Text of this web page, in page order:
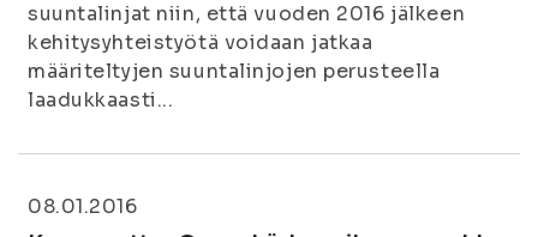
suuntalinjat niin, että vuoden 2016 jälkeen
kehitysyhteistyötä voidaan jatkaa
määriteltyjen suuntalinjojen perusteella
laadukkaasti...
08.01.2016